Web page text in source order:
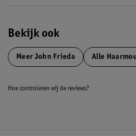
Bekijk ook
Meer John Frieda Alle
Hoe controleren wij de reviews?